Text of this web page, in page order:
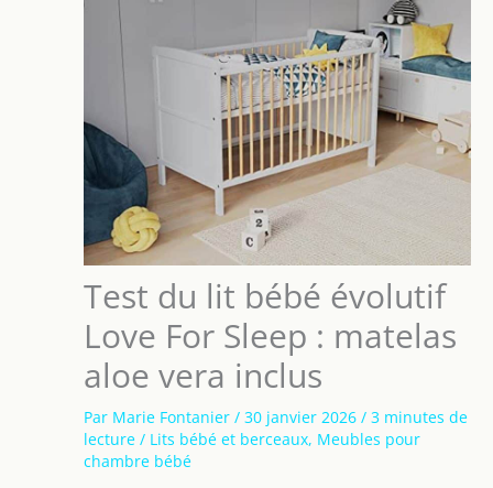
Test du lit bébé évolutif
Love For Sleep : matelas
aloe vera inclus
Par Marie Fontanier / 30 janvier 2026 / 3 minutes de
lecture / Lits bébé et berceaux, Meubles pour
chambre bébé